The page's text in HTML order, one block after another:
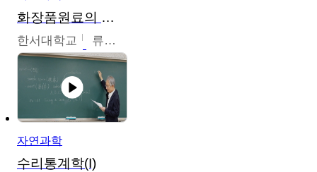
화장품원료의 종류와 특성
한서대학교 류은주
자연과학
수리통계학(I)